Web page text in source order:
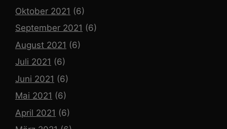
Oktober 2021 (6)
September 2021 (6)
August 2021 (6)
Juli 2021 (6)
Juni 2021 (6)
Mai 2021 (6)
April 2021 (6)